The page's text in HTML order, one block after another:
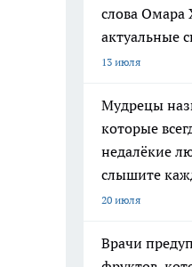
слова Омара
актуальные
13 июля
Мудрецы
которые
недалёкие
слышите
20 июля
Врачи